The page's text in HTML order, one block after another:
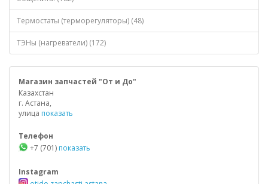
Термостаты (терморегуляторы) (48)
ТЭНы (нагреватели) (172)
Магазин запчастей "От и До"
Казахстан
г. Астана,
улица показать
Телефон
+7 (701) показать
Instagram